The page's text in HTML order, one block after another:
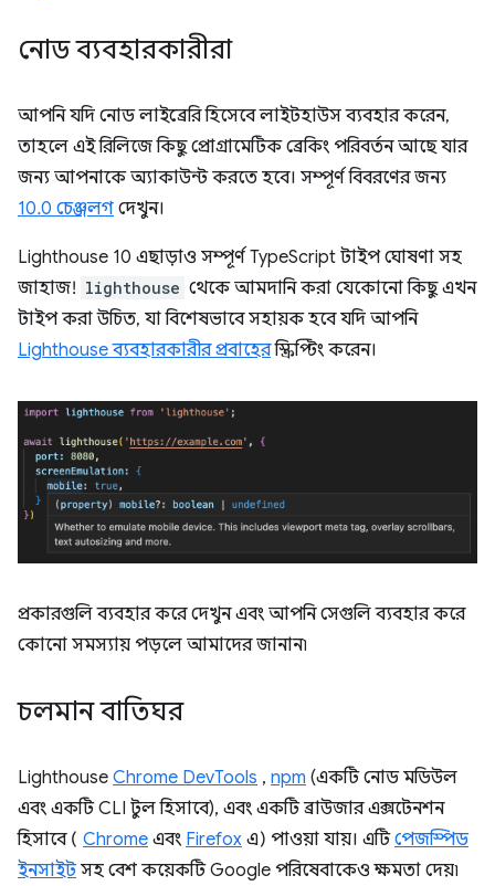
নোড ব্যবহারকারীরা
আপনি যদি নোড লাইব্রেরি হিসেবে লাইটহাউস ব্যবহার করেন,
তাহলে এই রিলিজে কিছু প্রোগ্রামেটিক ব্রেকিং পরিবর্তন আছে যার
জন্য আপনাকে অ্যাকাউন্ট করতে হবে। সম্পূর্ণ বিবরণের জন্য
10.0 চেঞ্জলগ দেখুন।
Lighthouse 10 এছাড়াও সম্পূর্ণ TypeScript টাইপ ঘোষণা সহ
জাহাজ! lighthouse থেকে আমদানি করা যেকোনো কিছু এখন
টাইপ করা উচিত, যা বিশেষভাবে সহায়ক হবে যদি আপনি
Lighthouse ব্যবহারকারীর প্রবাহেরস্ক্রিপ্টিং করেন।
প্রকারগুলি ব্যবহার করে দেখুন এবং আপনি সেগুলি ব্যবহার করে
কোনো সমস্যায় পড়লে আমাদের জানান৷
চলমান বাতিঘর
Lighthouse Chrome DevTools , npm (একটি নোড মডিউল
এবং একটি CLI টুল হিসাবে), এবং একটি ব্রাউজার এক্সটেনশন
হিসাবে ( Chrome এবং Firefox এ) পাওয়া যায়। এটিপেজস্পিড
ইনসাইটসহ বেশ কয়েকটি Google পরিষেবাকেও ক্ষমতা দেয়৷